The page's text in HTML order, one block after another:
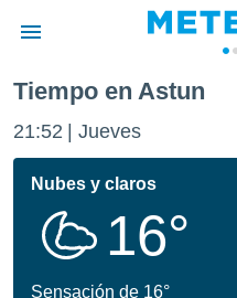
de
ha sido
calidad.
Tiempo en Astun
21:52 Jueves
Nubes y claros
16°
Sensación de 16°